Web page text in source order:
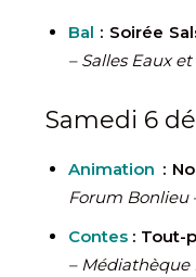
Bal : Soirée
– Salles Eaux
Samedi 6
Animation :
Forum Bonlieu
Contes : Tout-
– Médiathèque